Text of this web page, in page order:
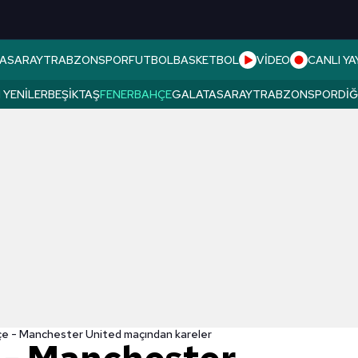
TRABZONSPORFUTBOLBASKETBOL VİDEO CANLI
YENILERBEŞIKTAŞFENERBAHÇEGALATASARAYTRABZONSPOR
- Manchester United maçından kareler